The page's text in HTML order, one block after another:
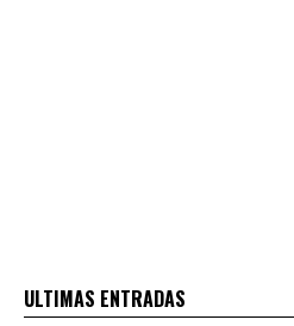
ULTIMAS ENTRADAS